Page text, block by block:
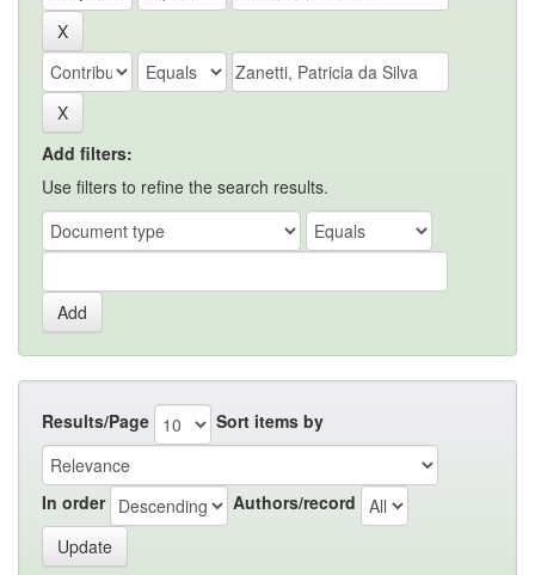
Add filters:
Use filters to refine the search results.
Results/Page Sort items by
In order Authors/record